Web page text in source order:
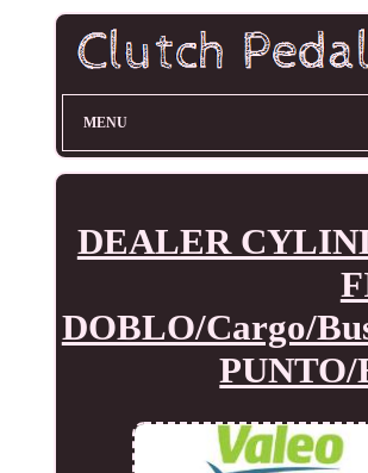
MENU
DEALER
DOBLO/Cargo/